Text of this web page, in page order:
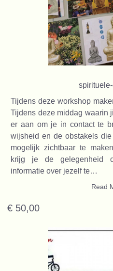
Tijdens deze workshop
Tijdens deze middag waarin
er aan om je in contact te
wijsheid en de obstakels
mogelijk zichtbaar te
krijg je de gelegenheid
informatie over jezelf te…
Read
€ 50,00